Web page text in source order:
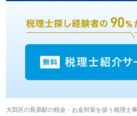
大田区の長原駅の税金・お金対策を扱う税理士